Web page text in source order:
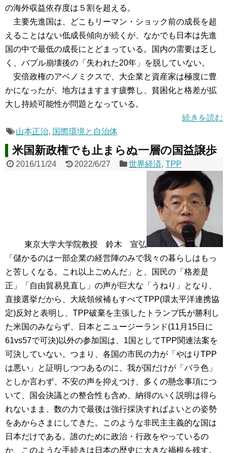
の海外収益依存度は５割を超える。
主要先進国は、どこもリーマン・ショック前の成長を超
えることはない低成長傾向が続くが、なかでも日本は先進
国の中で最低の成長にとどまっている。国内の需要は乏し
く、バブル崩壊後の「失われた20年」を脱していない。
安倍政権のアベノミクスで、大企業と資産家は極度に豊
かになったが、地方はますます疲弊し、貧困化と格差が拡
大し持続可能性が問題となっている。
続きを読む
山本正治, 国際環境と自治体
米国新政権でも止まらぬ一層の国益譲歩
2016/11/24 2022/6/27 世界経済,TPP
東京大学大学院教授 鈴木 宣弘
「儲かるのは一部企業の経営陣のみで我々の暮らしはもっ
と苦しくなる。これ以上ごめんだ」と、国民の「格差是
正」「自由貿易見直し」の声が巨大な「うねり」となり、
直接選挙だから、大統領候補もすべてTPP(環太平洋連携協
定)反対と表明し、TPP破棄を主張したトランプ氏が勝利し
た米国のみならず、日本とニュージーランド(11月15日に
61vs57で可決)以外の参加国は、1国としてTPP関連法案を
可決していない。つまり、各国の市民の力が「やはりTPP
は悪い」と証明しつつあるのに、我が国だけが「バラ色」
としか言わず、不安の声を抑えつけ、多くの懸念事項につ
いて、国会決議との整合性も含め、納得のいく説明は得ら
れないまま、数の力で最後は強行採決すればよいとの姿勢
をあからさまにしてきた。このような非民主主義的な国は
日本だけである。誰のために政治・行政をやっているの
か、このような手続きは日本の歴史に大きな禍根を残す。